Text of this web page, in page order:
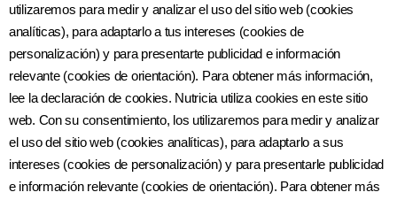
Más de Nutriciaclub
CONTÁCTANOS
ACERCA DE NUTRICIA
REGISTRO
DECLARACIÓN DE ACCESIBILIDAD
SOBRE NUTRICIACLUB
utilizaremos para medir y analizar el uso del sitio web (cookies
analíticas), para adaptarlo a tus intereses (cookies de
personalización) y para presentarte publicidad e información
relevante (cookies de orientación). Para obtener más información,
lee la declaración de cookies. Nutricia utiliza cookies en este sitio
web. Con su consentimiento, los utilizaremos para medir y analizar
el uso del sitio web (cookies analíticas), para adaptarlo a sus
intereses (cookies de personalización) y para presentarle publicidad
e información relevante (cookies de orientación). Para obtener más